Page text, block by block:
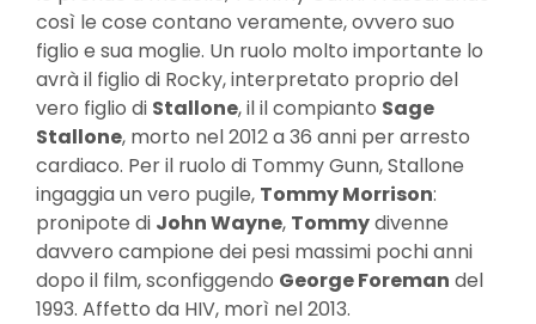
così le cose contano veramente, ovvero suo
figlio e sua moglie. Un ruolo molto importante lo
avrà il figlio di Rocky, interpretato proprio del
vero figlio di Stallone, il il compianto Sage
Stallone, morto nel 2012 a 36 anni per arresto
cardiaco. Per il ruolo di Tommy Gunn, Stallone
ingaggia un vero pugile, Tommy Morrison:
pronipote di John Wayne, Tommydivenne
davvero campione dei pesi massimi pochi anni
dopo il film, sconfiggendo George Foreman del
1993. Affetto da HIV, morì nel 2013.